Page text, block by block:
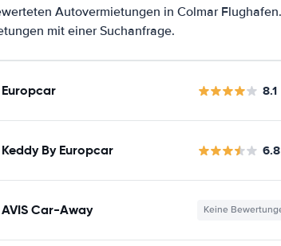
Autovermietungen in Colmar
mit einer Suchanfrage.
Europcar 8.1
Keddy By Europcar 6.8
AVIS Car-Away Keine